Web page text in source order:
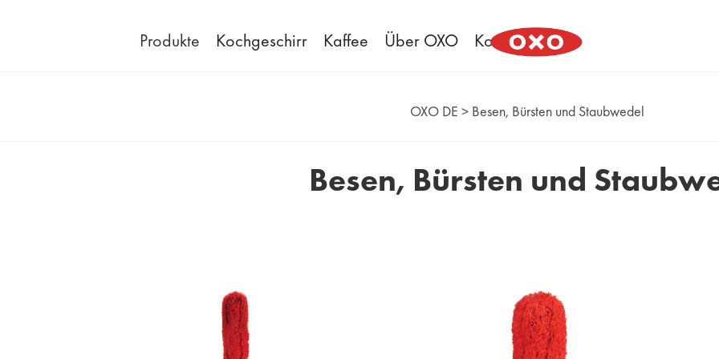
Produkte Kochgeschirr Kaffee Über OXO Kontakt
OXO DE > Besen, Bürsten und Staubwedel
Besen, Bürsten und